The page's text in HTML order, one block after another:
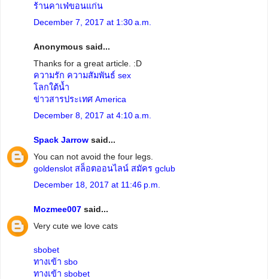
ร้านคาเฟ่ขอนแก่น
December 7, 2017 at 1:30 a.m.
Anonymous said...
Thanks for a great article. :D
ความรัก ความสัมพันธ์ sex
โลกใต้น้ำ
ข่าวสารประเทศ America
December 8, 2017 at 4:10 a.m.
Spack Jarrow said...
You can not avoid the four legs.
goldenslot สล็อตออนไลน์ สมัคร gclub
December 18, 2017 at 11:46 p.m.
Mozmee007 said...
Very cute we love cats
sbobet
ทางเข้า sbo
ทางเข้า sbobet